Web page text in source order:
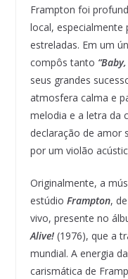
Frampton foi
local, especialmente
estreladas. Em um
compôs tanto
seus grandes
atmosfera calma e
melodia e a letra da
declaração de amor
por um violão
Originalmente, a
estúdio Frampton,
vivo, presente no
Alive!(1976), que a
mundial. A energia
carismática de